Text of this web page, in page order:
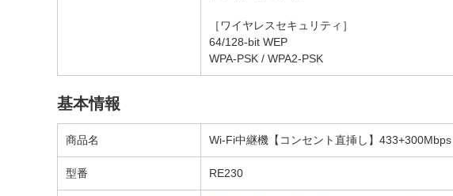
［ワイヤレスセキュリティ］
64/128-bit WEP
WPA-PSK / WPA2-PSK
基本情報
商品名 Wi-Fi中継機【コンセント直挿し】
型番 RE230